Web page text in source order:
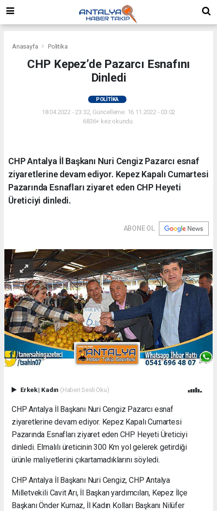
Anasayfa Politika
CHP Kepez’de Pazarcı Esnafını
Dinledi
POLITIKA
18.04.2022 - 23:32, Güncelleme: 16.11.2022 - 03:02
6836+ kez okundu.
CHP Antalya İl Başkanı Nuri Cengiz Pazarcı esnaf
ziyaretlerine devam ediyor. Kepez Kapalı Cumartesi
Pazarında Esnafları ziyaret eden CHP Heyeti
Üreticiyi dinledi.
ABONE OL
Erkek| Kadın (Haberi Sesli Oku)
CHP Antalya İl Başkanı Nuri Cengiz Pazarcı esnaf
ziyaretlerine devam ediyor. Kepez Kapalı Cumartesi
Pazarında Esnafları ziyaret eden CHP Heyeti Üreticiyi
dinledi. Elmalılı üreticinin 300 Km yol gelerek getirdiği
ürünle maliyetlerini çıkartamadıklarını söyledi.
CHP Antalya İl Başkanı Nuri Cengiz, CHP Antalya
Milletvekili Cavit Arı, İl Başkan yardımcıları, Kepez İlçe
Başkanı Önder Kurnaz, İl Kadın Kolları Başkanı Nilüfer